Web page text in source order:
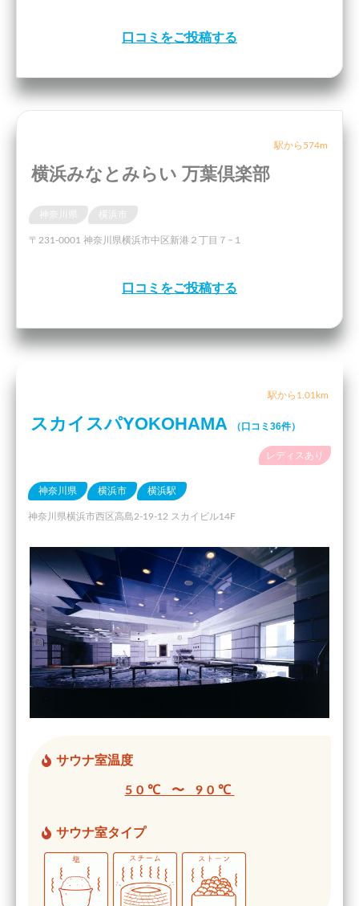
口コミをご投稿する
駅から574m
横浜みなとみらい 万葉倶楽部
〒231-0001 神奈川県横浜市中区新港２丁目７−１
口コミをご投稿する
駅から1.01km
スカイスパYOKOHAMA （口コミ36件）
レディスあり
神奈川県 横浜市 横浜駅
神奈川県横浜市西区高島2-19-12 スカイビル14F
サウナ室温度
50℃ 〜 90℃
サウナ室タイプ